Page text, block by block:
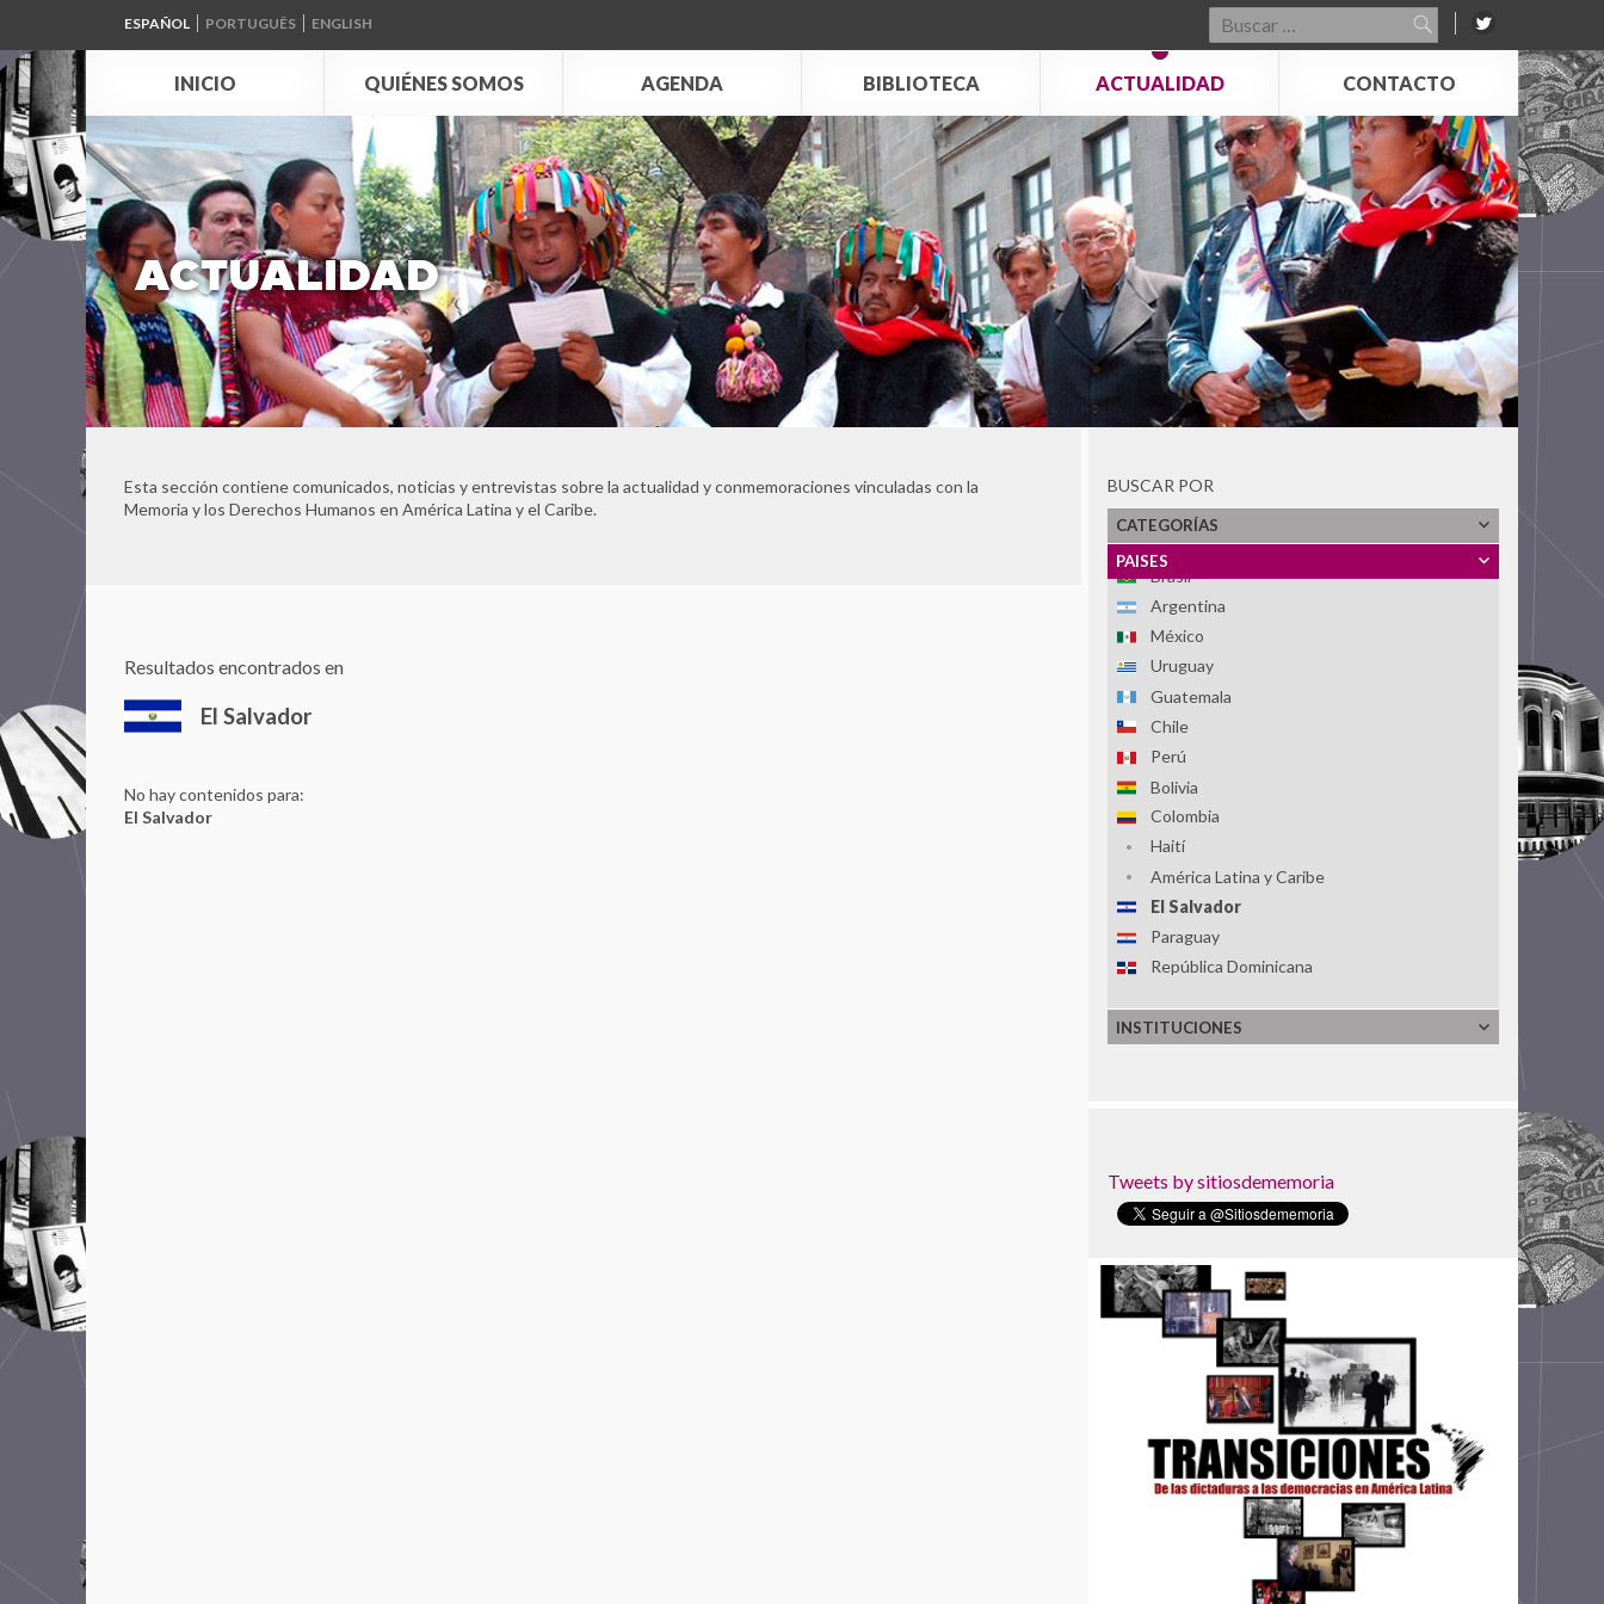
ESPAÑOL ENGLISH
PORTUGUÊS
Buscar
por:
INICIO
QUIÉNES SOMOS AGENDA BIBLIOTECA ACTUALIDAD CONTACTO
ACTUALIDAD
Esta sección contiene comunicados, noticias y entrevistas sobre la actualidad y conmemoraciones vinculadas con la
Memoria y los Derechos Humanos en América Latina y el Caribe.
Resultados encontrados en
El Salvador
No hay contenidos para:
El Salvador
BUSCAR POR
CATEGORÍAS
PAISES
Ver Todos
Honduras
Brasil
Argentina
México
Uruguay
Guatemala
Chile
Perú
Bolivia
Colombia
Haití
América Latina y Caribe
El Salvador
Paraguay
República Dominicana
INSTITUCIONES
Tweets by sitiosdememoria